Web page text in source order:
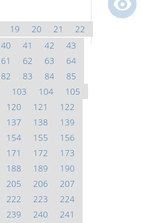
19 20 21
22
40 41 42
43
61 62 63
64
82 83 84
85
103 104
105
120 121
122
137 138
139
154 155
156
171 172
173
188 189
190
205 206
207
222 223
224
239 240 241